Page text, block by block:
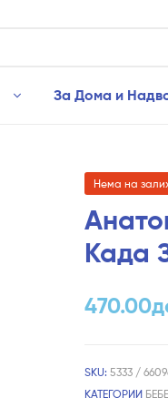
За Дома и
Нема на
Када
470.00
SKU:5333 /
КАТЕГОРИИ